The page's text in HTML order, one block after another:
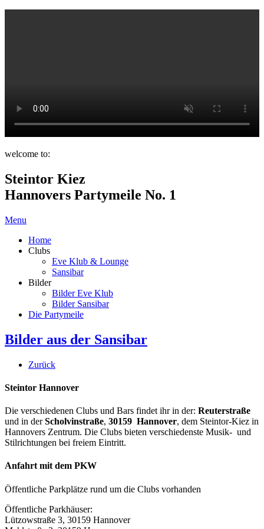
welcome to:
Steintor Kiez
Hannovers Partymeile No. 1
Menu
Home
Clubs
Eve Klub & Lounge
Sansibar
Bilder
Bilder Eve Klub
Bilder Sansibar
Die Partymeile
Bilder aus der Sansibar
Zurück
Steintor Hannover
Die verschiedenen Clubs und Bars findet ihr in der: Reuterstraße
und in derScholvinstraße, 30159 Hannover, dem Steintor-Kiez in
Hannovers Zentrum. Die Clubs bieten verschiedenste Musik- und
Stilrichtungen bei freiem Eintritt.
Anfahrt mit dem PKW
Öffentliche Parkplätze rund um die Clubs vorhanden
Öffentliche Parkhäuser:
Lützowstraße 3, 30159 Hannover